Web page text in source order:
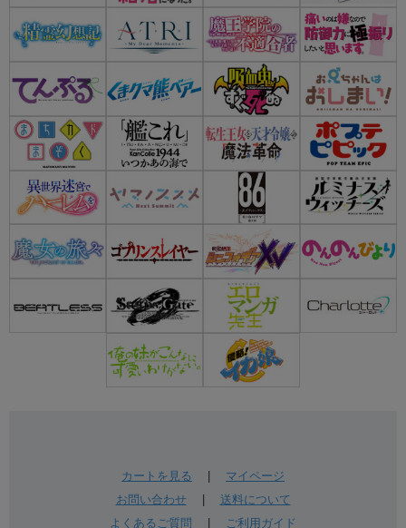
カートを見る
マイページ
お問い合わせ| 送料について
よくあるご質問
ご利用ガイド